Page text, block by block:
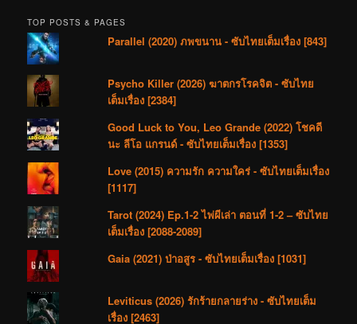
TOP POSTS & PAGES
Parallel (2020) ภพขนาน - ซับไทยเต็มเรื่อง [843]
Psycho Killer (2026) ฆาตกรโรคจิต - ซับไทย
เต็มเรื่อง [2384]
Good Luck to You, Leo Grande (2022) โชคดี
นะ ลีโอ แกรนด์ - ซับไทยเต็มเรื่อง [1353]
Love (2015) ความรัก ความใคร่ - ซับไทยเต็มเรื่อง
[1117]
Tarot (2024) Ep.1-2 ไพ่ผีเล่า ตอนที่ 1-2 – ซับไทย
เต็มเรื่อง [2088-2089]
Gaia (2021) ป่าอสูร - ซับไทยเต็มเรื่อง [1031]
Leviticus (2026) รักร้ายกลายร่าง - ซับไทยเต็ม
เรื่อง [2463]